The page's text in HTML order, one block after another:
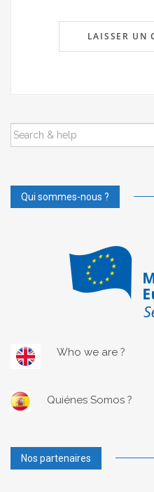
SEARCH
FOR:
Qui sommes-nous ?
Who we are ?
Quiénes Somos ?
Nos partenaires